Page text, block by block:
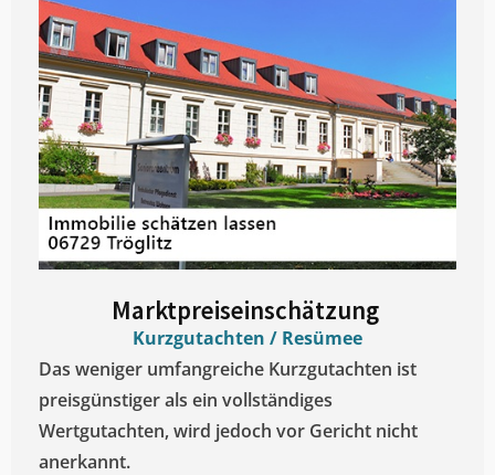
Marktpreiseinschätzung ​
Kurzgutachten / Resümee
Das weniger umfangreiche Kurzgutachten ist
preisgünstiger als ein vollständiges
Wertgutachten, wird jedoch vor Gericht nicht
anerkannt.